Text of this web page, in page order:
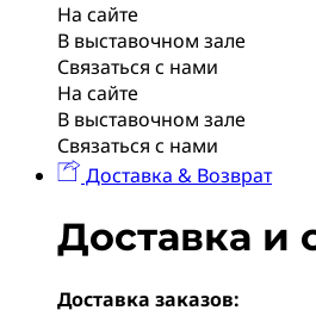
На сайте
В выставочном зале
Связаться с нами
На сайте
В выставочном зале
Связаться с нами
Доставка & Возврат
Доставка и
Доставка заказов: